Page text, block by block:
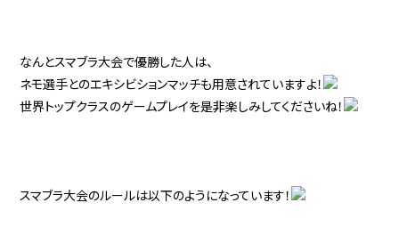
なんとスマブラ大会で優勝した人は、
ネモ選手とのエキシビションマッチも用意されていますよ！
世界トップクラスのゲームプレイを是非楽しみしてくださいね！
スマブラ大会のルールは以下のようになっています！